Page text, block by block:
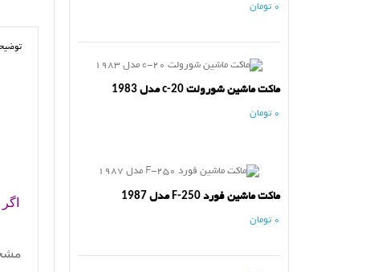
0 تومان
ماکت ماشین شورولت c-20 مدل 1983
0 تومان
ماکت ماشین فورد F-250 مدل 1987
0 تومان